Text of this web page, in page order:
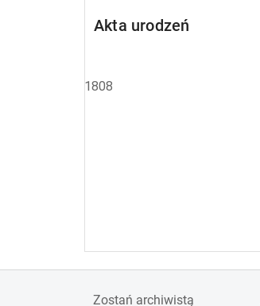
Akta urodzeń
1808
Zostań archiwistą